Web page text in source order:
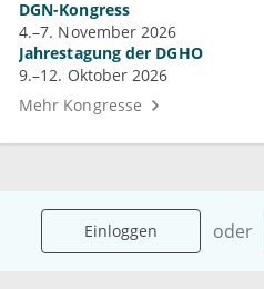
Einloggen oder
DGN-Kongress
4.–7. November 2026
Jahrestagung der DGHO
9.–12. Oktober 2026
Mehr Kongresse
Unternehmen